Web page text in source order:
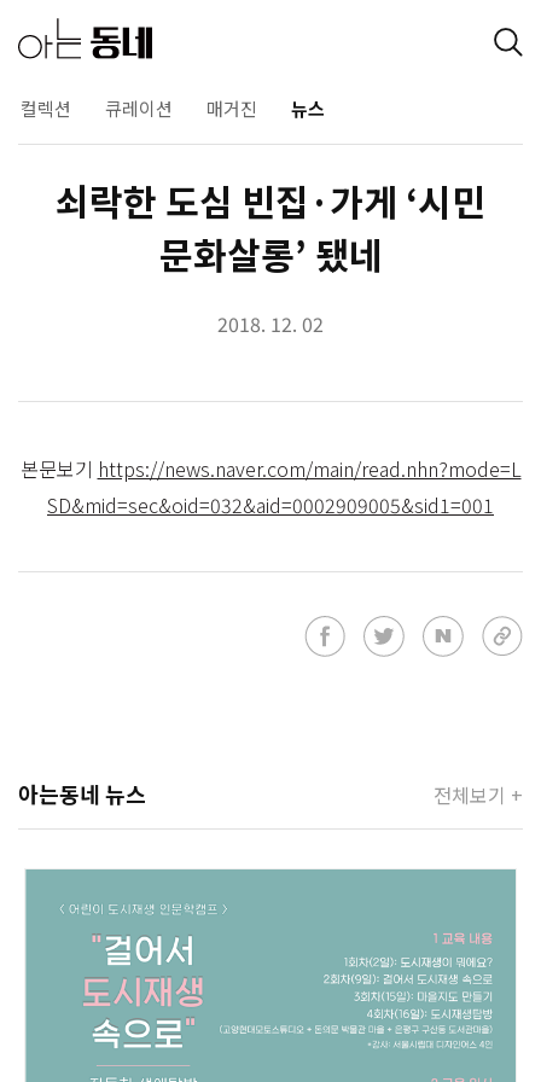
컬렉션 큐레이션 매거진 뉴스
쇠락한 도심 빈집·가게 ‘시민
문화살롱’ 됐네
2018. 12. 02
본문보기 https://news.naver.com/main/read.nhn?mode=L
SD&mid=sec&oid=032&aid=0002909005&sid1=001
아는동네 뉴스 전체보기 +